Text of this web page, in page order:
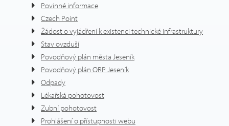
Povinné informace
Czech Point
Žádost o vyjádření k existenci technické infrastruktury
Stav ovzduší
Povodňový plán města Jeseník
Povodňový plán ORP Jeseník
Odpady
Lékařská pohotovost
Zubní pohotovost
Prohlášení o přístupnosti webu